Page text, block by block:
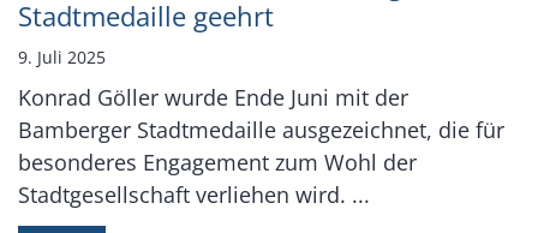
Stadtmedaille geehrt
9. Juli 2025
Konrad Göller wurde Ende Juni mit der
Bamberger Stadtmedaille ausgezeichnet, die für
besonderes Engagement zum Wohl der
Stadtgesellschaft verliehen wird. ...